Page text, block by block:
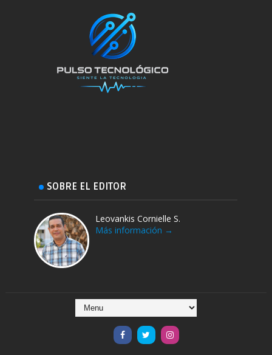
SOBRE EL EDITOR
Leovankis Cornielle S.
Más información →